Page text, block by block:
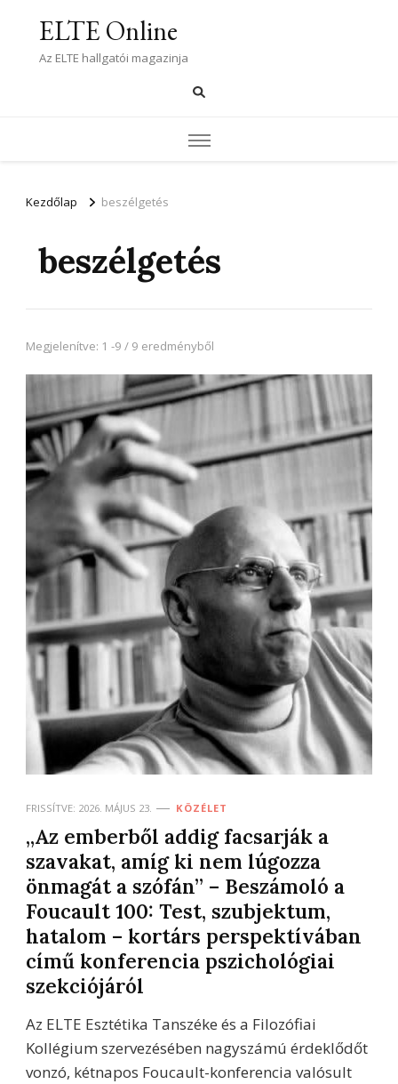
ELTE Online
Az ELTE hallgatói magazinja
Kezdőlap beszélgetés
beszélgetés
Megjelenítve: 1 -9 / 9 eredményből
FRISSÍTVE: 2026. MÁJUS 23. KÖZÉLET
„Az emberből addig facsarják a
szavakat, amíg ki nem lúgozza
önmagát a szófán” – Beszámoló a
Foucault 100: Test, szubjektum,
hatalom – kortárs perspektívában
című konferencia pszichológiai
szekciójáról
Az ELTE Esztétika Tanszéke és a Filozófiai
Kollégium szervezésében nagyszámú érdeklődőt
vonzó, kétnapos Foucault-konferencia valósult